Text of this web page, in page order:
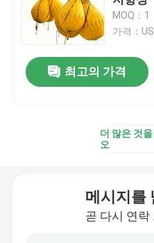
선박 개시 에어백
선박 발사 풍선
부풀이용 구출관
MOQ：1
가격：
최고의 가격
더 많은 것
오
메시지를
곧 다시 연락